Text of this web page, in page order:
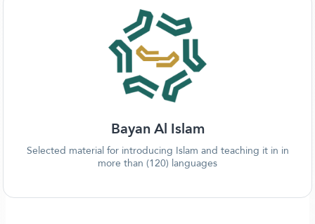
Bayan Al Islam
Selected material for introducing Islam and teaching it in in
more than (120) languages